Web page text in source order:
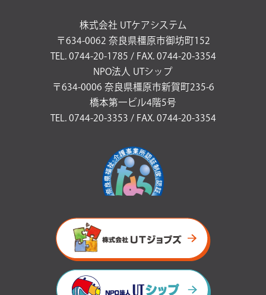
株式会社 UTケアシステム
〒634-0062 奈良県橿原市御坊町152
TEL. 0744-20-1785 / FAX. 0744-20-3354
NPO法人 UTシップ
〒634-0006 奈良県橿原市新賀町235-6
橋本第一ビル4階5号
TEL. 0744-20-3353 / FAX. 0744-20-3354